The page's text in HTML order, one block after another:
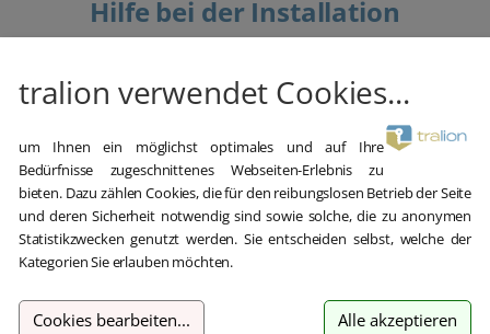
Hilfe bei der Installation
Kostenloser Support
tralion verwendet Cookies...
um Ihnen ein möglichst optimales und auf Ihre
Bedürfnisse zugeschnittenes Webseiten-Erlebnis zu
bieten. Dazu zählen Cookies, die für den reibungslosen Betrieb der Seite
und deren Sicherheit notwendig sind sowie solche, die zu anonymen
Statistikzwecken genutzt werden. Sie entscheiden selbst, welche der
Kategorien Sie erlauben möchten.
Cookies bearbeiten... Alle akzeptieren